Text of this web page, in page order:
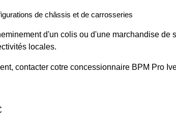
de châssis et de carrosseries
d'un colis ou d'une marchandise
locales.
contacter cotre concessionnaire BPM Pro